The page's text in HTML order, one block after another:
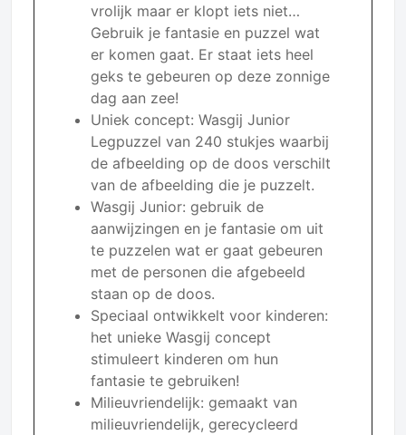
vrolijk maar er klopt iets niet…
Gebruik je fantasie en puzzel wat
er komen gaat. Er staat iets heel
geks te gebeuren op deze zonnige
dag aan zee!
Uniek concept: Wasgij Junior
Legpuzzel van 240 stukjes waarbij
de afbeelding op de doos verschilt
van de afbeelding die je puzzelt.
Wasgij Junior: gebruik de
aanwijzingen en je fantasie om uit
te puzzelen wat er gaat gebeuren
met de personen die afgebeeld
staan op de doos.
Speciaal ontwikkelt voor kinderen:
het unieke Wasgij concept
stimuleert kinderen om hun
fantasie te gebruiken!
Milieuvriendelijk: gemaakt van
milieuvriendelijk, gerecycleerd